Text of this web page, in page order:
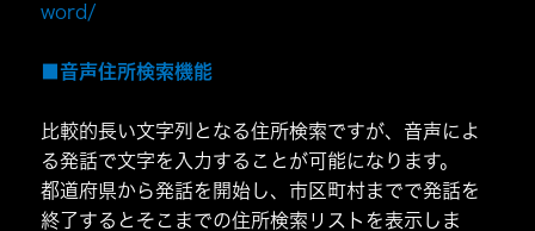
word/
■音声住所検索機能
比較的長い文字列となる住所検索ですが、音声によ
る発話で文字を入力することが可能になります。
都道府県から発話を開始し、市区町村までで発話を
終了するとそこまでの住所検索リストを表示しま